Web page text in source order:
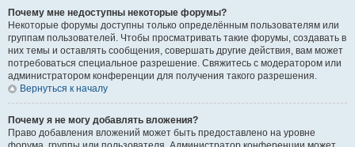
Почему мне недоступны некоторые форумы?
Некоторые форумы доступны только определённым пользователям или
группам пользователей. Чтобы просматривать такие форумы, создавать в
них темы и оставлять сообщения, совершать другие действия, вам может
потребоваться специальное разрешение. Свяжитесь с модератором или
администратором конференции для получения такого разрешения.
Вернуться к началу
Почему я не могу добавлять вложения?
Право добавления вложений может быть предоставлено на уровне